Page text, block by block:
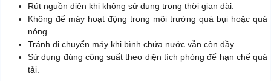
Rút nguồn điện khi không sử dụng trong thời gian dài.
Không để máy hoạt động trong môi trường quá bụi hoặc quá
nóng.
Tránh di chuyển máy khi bình chứa nước vẫn còn đầy.
Sử dụng đúng công suất theo diện tích phòng để hạn chế quá
tải.